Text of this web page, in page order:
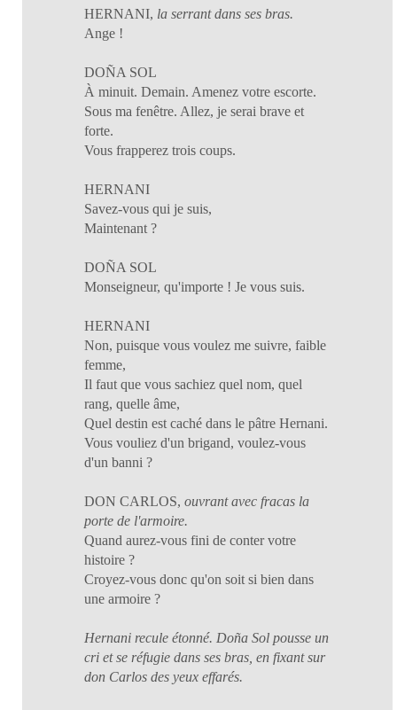
HERNANI, la serrant dans ses bras.
Ange !
DOÑA SOL
À minuit. Demain. Amenez votre escorte.
Sous ma fenêtre. Allez, je serai brave et
forte.
Vous frapperez trois coups.
HERNANI
Savez-vous qui je suis,
Maintenant ?
DOÑA SOL
Monseigneur, qu'importe ! Je vous suis.
HERNANI
Non, puisque vous voulez me suivre, faible
femme,
Il faut que vous sachiez quel nom, quel
rang, quelle âme,
Quel destin est caché dans le pâtre Hernani.
Vous vouliez d'un brigand, voulez-vous
d'un banni ?
DON CARLOS, ouvrant avec fracas la
porte de l'armoire.
Quand aurez-vous fini de conter votre
histoire ?
Croyez-vous donc qu'on soit si bien dans
une armoire ?
Hernani recule étonné. Doña Sol pousse un
cri et se réfugie dans ses bras, en fixant sur
don Carlos des yeux effarés.